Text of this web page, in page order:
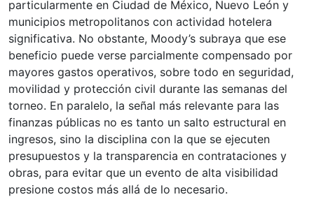
particularmente en Ciudad de México, Nuevo León y
municipios metropolitanos con actividad hotelera
significativa. No obstante, Moody’s subraya que ese
beneficio puede verse parcialmente compensado por
mayores gastos operativos, sobre todo en seguridad,
movilidad y protección civil durante las semanas del
torneo. En paralelo, la señal más relevante para las
finanzas públicas no es tanto un salto estructural en
ingresos, sino la disciplina con la que se ejecuten
presupuestos y la transparencia en contrataciones y
obras, para evitar que un evento de alta visibilidad
presione costos más allá de lo necesario.